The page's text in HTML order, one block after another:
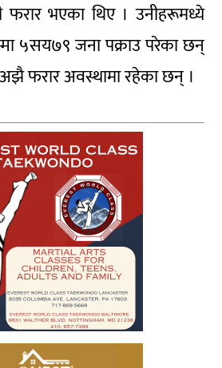
भएका थिए । उनीहरूमध्ये
५सय७९ जना पक्राउ परेका छन्
फरार अवस्थामा रहेका छन् ।